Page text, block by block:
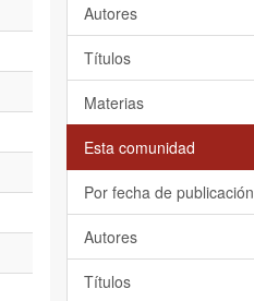
Autores
Títulos
Materias
Esta comunidad
Por fecha de publicación
Autores
Títulos